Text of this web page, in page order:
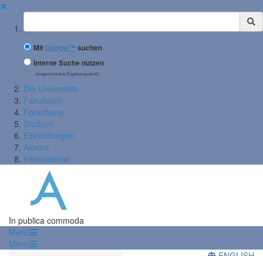
✖
Suchbegriff
MitGoogle™ suchen
Interne Suche nutzen
(eingeschränkte Ergebnisqualität)
Die Universität
Fakultäten
Forschung
Studium
Einrichtungen
Alumni
International
In publica commoda
Menü
Menü